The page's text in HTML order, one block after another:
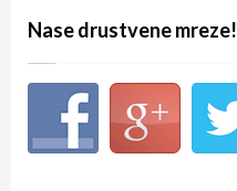
Nase drustvene mreze!